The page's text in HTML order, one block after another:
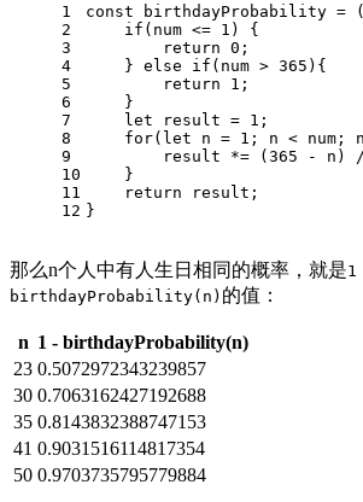
1
2
3
4
5
6
7
8
9
10
11
12
const birthdayProbability = (
if (num <= 1 ) {
return 0 ;
    }
else if (num > 365 ){
return
1 ;
    }
let result = 1 ;
for( let n = 1 ; n < num;
        result *= (
365 - n)
    }
return result;
}
那么n个人中有人生日相同的概率，就是
birthdayProbability(n) 的值：
n 1 - birthdayProbability(n)
23 0.5072972343239857
30 0.7063162427192688
35 0.8143832388747153
41 0.9031516114817354
50 0.9703735795779884